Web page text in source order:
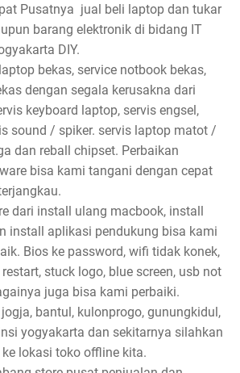
Pusatnya jual beli laptop dan tukar
barang elektronik di bidang IT
DIY.
bekas, service notbook bekas,
dengan segala kerusakna dari
keyboard laptop, servis engsel,
sound / spiker. servis laptop matot /
dan reball chipset. Perbaikan
bisa kami tangani dengan cepat
dari install ulang macbook, install
install aplikasi pendukung bisa kami
Bios ke password, wifi tidak konek,
stuck logo, blue screen, usb not
juga bisa kami perbaiki.
bantul, kulonprogo, gunungkidul,
yogyakarta dan sekitarnya silahkan
lokasi toko offline kita.